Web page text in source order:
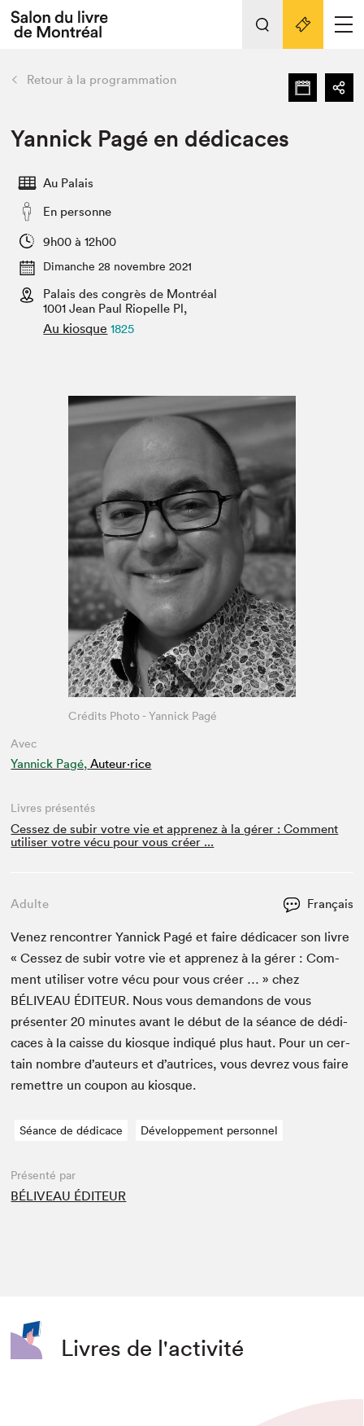
Espace médias
Espace exposant⋅e⋅s
Espace pro
Tout sur l'édition 2022
Actualités
Vidéos et Balados
Club de lecture Braindate
retour Nos activités
Édition 2022
Planifier sa visite
Projets partenaires 2022
Archives
Liens pratiques
Retour à la programmation
Yannick Pagé en dédicaces
Au Palais
En personne
9h00 à 12h00
Dimanche 28 novembre 2021
Palais des congrès de Montréal
1001 Jean Paul Riopelle Pl,
Au kiosque 1825
Avec
Yannick Pagé, Auteur·rice
Crédits Photo - Yannick Pagé
Livres présentés
Cessez de subir votre vie et apprenez à la gérer : Comment
utiliser votre vécu pour vous créer ...
Adulte Français
Venez ren­con­tr­er Yan­nick Pagé et faire dédi­cac­er son livre
« Cessez de subir votre vie et apprenez à la gér­er : Com­
ment utilis­er votre vécu pour vous créer … » chez
BÉLIVEAU ÉDI­TEUR. Nous vous deman­dons de vous
présen­ter20 min­utes avant le début de la séance de dédi­
caces à la caisse du kiosque indiqué plus haut. Pour un cer­
tain nom­bre d’auteurs et d’autrices, vous devrez vous faire
remet­tre un coupon au kiosque.
Séance de dédicace Développement personnel
Présenté par
BÉLIVEAU ÉDITEUR
Livres de l'activité